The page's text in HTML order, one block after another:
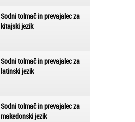
Sodni tolmač in prevajalec za
kitajski jezik
Sodni tolmač in prevajalec za
latinski jezik
Sodni tolmač in prevajalec za
makedonski jezik